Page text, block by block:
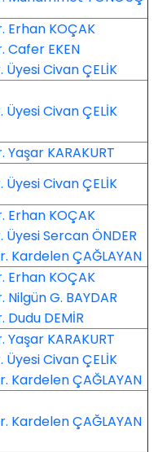
Erhan KOÇAK
Cafer EKEN
Üyesi Civan ÇELİK
Üyesi Civan ÇELİK
Yaşar KARAKURT
Üyesi Civan ÇELİK
Erhan KOÇAK
Üyesi Sercan ÖNDER
Kardelen ÇAĞLAYAN
Erhan KOÇAK
Nilgün G. BAYDAR
Dudu DEMİR
Yaşar KARAKURT
Üyesi Civan ÇELİK
Kardelen ÇAĞLAYAN
Kardelen ÇAĞLAYAN